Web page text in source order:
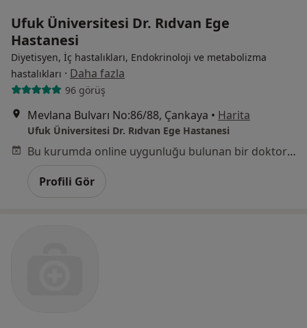
Ufuk Üniversitesi Dr. Rıdvan Ege
Hastanesi
Diyetisyen, İç hastalıkları, Endokrinoloji ve metabolizma
hastalıkları · Daha fazla
96 görüş
Mevlana Bulvarı No:86/88, Çankaya • Harita
Ufuk Üniversitesi Dr. Rıdvan Ege Hastanesi
Bu kurumda online uygunluğu bulunan bir doktor veya uzman bulunamadı
Profili Gör